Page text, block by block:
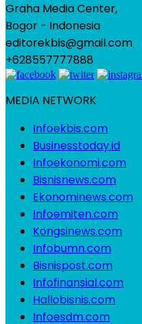
Graha Media Center,
Bogor - Indonesia
editorekbis@gmail.com
+628557777888
MEDIA NETWORK
Infoekbis.com
Businesstoday.id
Infoekonomi.com
Bisnisnews.com
Ekonominews.com
Infoemiten.com
Kongsinews.com
Infobumn.com
Bisnispost.com
Infofinansial.com
Hallobisnis.com
Infoesdm.com